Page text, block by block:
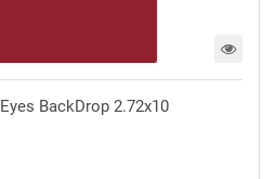
BackDrop 2.72x10